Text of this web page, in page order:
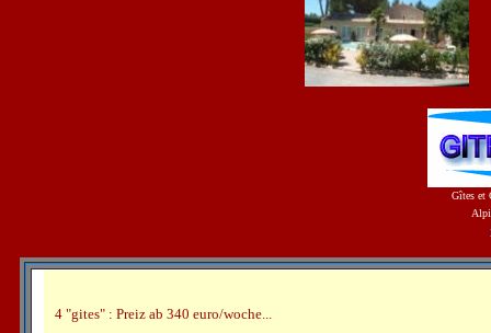
Gîtes et
4 "gites" : Preiz ab 340 euro/woche...